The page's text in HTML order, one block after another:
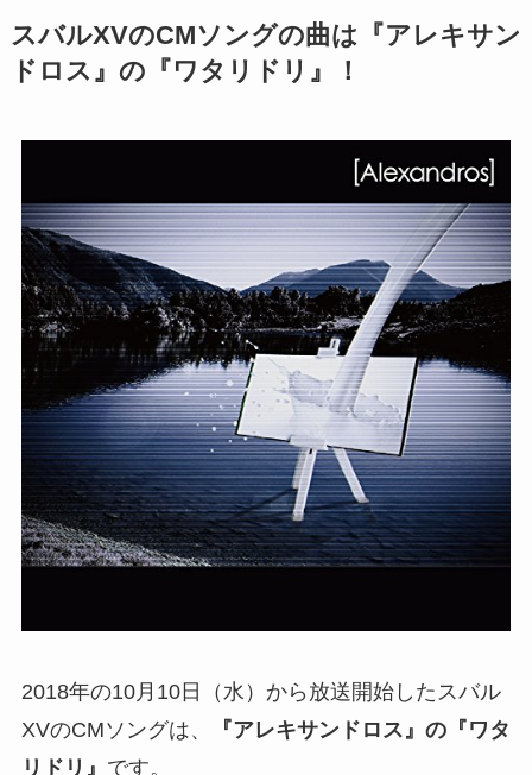
スバルXVのCMソングの曲は『アレキサン
ドロス』の『ワタリドリ』！
2018年の10月10日（水）から放送開始したスバル
XVのCMソングは、
『アレキサンドロス』の『ワタ
リドリ』 です。